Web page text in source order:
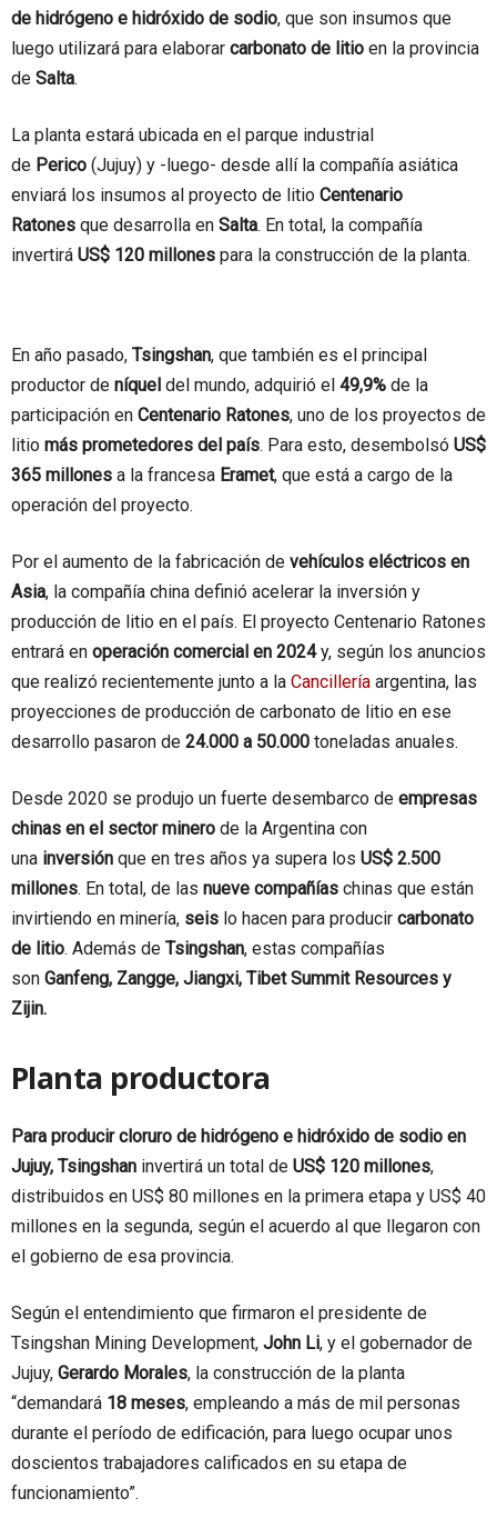
de hidrógeno e hidróxido de sodio, que son insumos que
luego utilizará para elaborar carbonato de litio en la provincia
de Salta.
La planta estará ubicada en el parque industrial
de Perico (Jujuy) y -luego- desde allí la compañía asiática
enviará los insumos al proyecto de litio Centenario
Ratones que desarrolla en Salta. En total, la compañía
invertirá US$ 120 millones para la construcción de la planta.
En año pasado, Tsingshan, que también es el principal
productor de níquel del mundo, adquirió el 49,9% de la
participación en Centenario Ratones, uno de los proyectos de
litio más prometedores del país. Para esto, desembolsó US$
365 millones a la francesa Eramet, que está a cargo de la
operación del proyecto.
Por el aumento de la fabricación de vehículos eléctricos en
Asia, la compañía china definió acelerar la inversión y
producción de litio en el país. El proyecto Centenario Ratones
entrará en operación comercial en 2024y, según los anuncios
que realizó recientemente junto a la Cancillería argentina, las
proyecciones de producción de carbonato de litio en ese
desarrollo pasaron de 24.000 a 50.000 toneladas anuales.
Desde 2020 se produjo un fuerte desembarco de empresas
chinas en el sector minero de la Argentina con
una inversión que en tres años ya supera los US$ 2.500
millones. En total, de las nueve compañías chinas que están
invirtiendo en minería, seis lo hacen para producir carbonato
de litio. Además de Tsingshan, estas compañías
son Ganfeng, Zangge, Jiangxi, Tibet Summit Resources y
Zijin.
Planta productora
Para producir cloruro de hidrógeno e hidróxido de sodio en
Jujuy, Tsingshan invertirá un total de US$ 120 millones,
distribuidos en US$ 80 millones en la primera etapa y US$ 40
millones en la segunda, según el acuerdo al que llegaron con
el gobierno de esa provincia.
Según el entendimiento que firmaron el presidente de
Tsingshan Mining Development, John Li, y el gobernador de
Jujuy, Gerardo Morales, la construcción de la planta
“demandará 18 meses, empleando a más de mil personas
durante el período de edificación, para luego ocupar unos
doscientos trabajadores calificados en su etapa de
funcionamiento”.